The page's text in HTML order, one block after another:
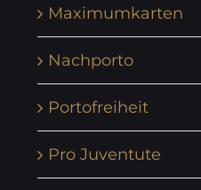
Maximumkarten
Nachporto
Portofreiheit
Pro Juventute